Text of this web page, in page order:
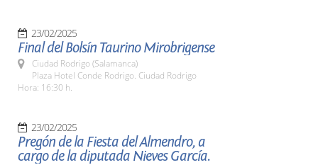
23/02/2025
Final del Bolsín Taurino Mirobrigense
Ciudad Rodrigo (Salamanca)
Plaza Hotel Conde Rodrigo. Ciudad Rodrigo
Hora: 16:30 h.
23/02/2025
Pregón de la Fiesta del Almendro, a
cargo de la diputada Nieves García.